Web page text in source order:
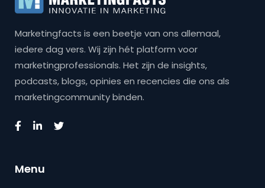
Marketingfacts is een beetje van ons allemaal,
iedere dag vers. Wij zijn hét platform voor
marketingprofessionals. Het zijn de insights,
podcasts, blogs, opinies en recencies die ons als
marketingcommunity binden.
Menu